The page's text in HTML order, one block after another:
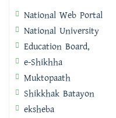
National Web Portal
National University
Education Board,
e-Shikhha
Muktopaath
Shikkhak Batayon
eksheba